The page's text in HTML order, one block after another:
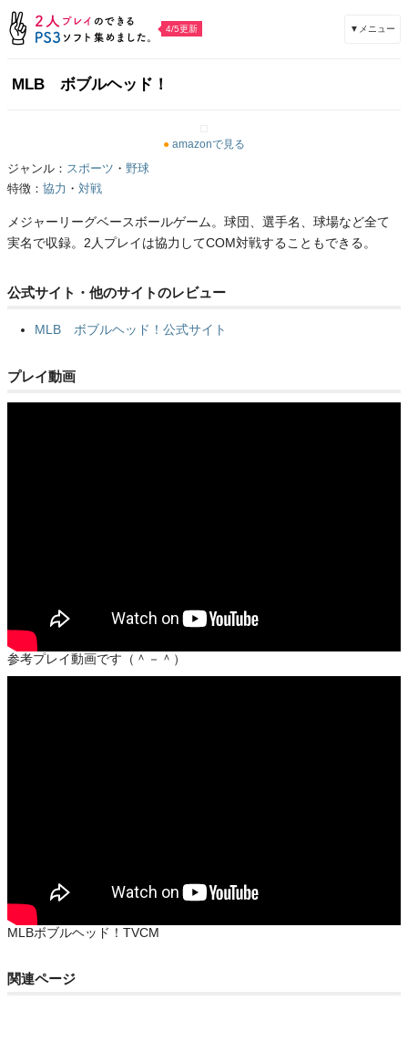
4/5更新 ▼メニュー
MLB ボブルヘッド！
● amazonで見る
ジャンル： スポーツ ・ 野球
特徴： 協力 ・ 対戦
メジャーリーグベースボールゲーム。球団、選手名、球場など全て
実名で収録。2人プレイは協力してCOM対戦することもできる。
公式サイト・他のサイトのレビュー
MLB ボブルヘッド！公式サイト
プレイ動画
参考プレイ動画です（＾－＾）
MLBボブルヘッド！TVCM
関連ページ